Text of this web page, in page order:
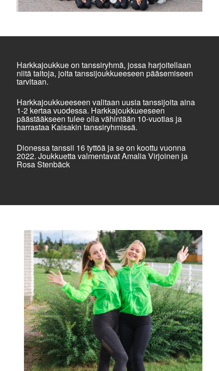
1 2
Harkkajoukkue on tanssiryhmä, jossa harjoitellaan
niitä taitoja, joita tanssijoukkueeseen pääsemiseen
tarvitaan.
Harkkajoukkueeseen valitaan uusia tanssijoita aina
1-2 kertaa vuodessa. Harkkajoukkueeseen
päästääkseen tulee olla vähintään 10-vuotias ja
harrastaa Kaisakin tanssiryhmissä.
Dionessa tanssii 16 tyttöä ja se on koottu vuonna
2022. Joukkuetta valmentavat Amalia Virjoinen ja
Rosa Stenbäck